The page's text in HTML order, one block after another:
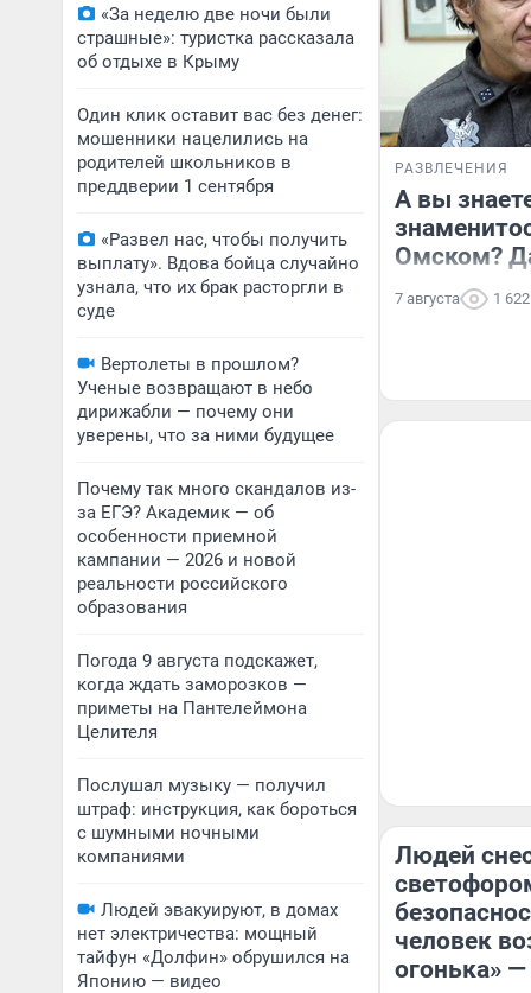
«За неделю две ночи были
страшные»: туристка рассказала
об отдыхе в Крыму
Один клик оставит вас без денег:
мошенники нацелились на
родителей школьников в
преддверии 1 сентября
«Развел нас, чтобы получить
выплату». Вдова бойца случайно
узнала, что их брак расторгли в
суде
Вертолеты в прошлом?
Ученые возвращают в небо
дирижабли — почему они
уверены, что за ними будущее
Почему так много скандалов из-
за ЕГЭ? Академик — об
особенности приемной
кампании — 2026 и новой
реальности российского
образования
Погода 9 августа подскажет,
когда ждать заморозков —
приметы на Пантелеймона
Целителя
Послушал музыку — получил
штраф: инструкция, как бороться
с шумными ночными
компаниями
Людей эвакуируют, в домах
нет электричества: мощный
тайфун «Долфин» обрушился на
Японию — видео
РАЗВЛЕЧЕНИЯ
А вы
Омском?
7 августа 1 622
Людей
человек
огонька»